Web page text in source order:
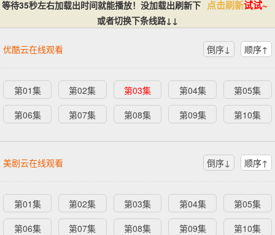
等待35秒左右加载出时间就能播放！没加载出刷新下 点击刷新试试~
或者切换下条线路↓↓
优酷云在线观看 倒序↓ 顺序↑
第01集 第02集 第03集 第04集
第05集
第06集
第07集 第08集 第09集 第10集
美剧云在线观看 倒序↓ 顺序↑
第01集 第02集 第03集 第04集
第05集
第06集
第07集 第08集 第09集 第10集